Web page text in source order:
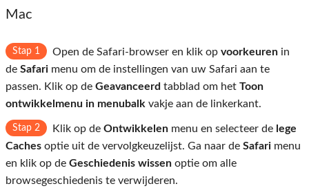
Mac
Stap 1 Open de Safari-browser en klik op voorkeuren in
de Safari menu om de instellingen van uw Safari aan te
passen. Klik op de Geavanceerd tabblad om het Toon
ontwikkelmenu in menubalk vakje aan de linkerkant.
Stap 2 Klik op de Ontwikkelen menu en selecteer de lege
Caches optie uit de vervolgkeuzelijst. Ga naar de Safari menu
en klik op de Geschiedenis wissen optie om alle
browsegeschiedenis te verwijderen.